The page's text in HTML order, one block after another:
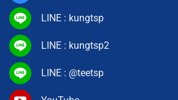
LINE : kungtsp
LINE : kungtsp2
LINE : @teetsp